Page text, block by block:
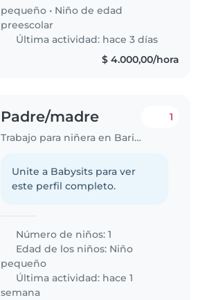
pequeño • Niño de edad
preescolar
Última actividad: hace 3 días
$ 4.000,00/hora
Padre/madre
Trabajo para niñera en Bariloche
1
Unite a Babysits para ver
este perfil completo.
Número de niños: 1
Edad de los niños: Niño
pequeño
Última actividad: hace 1
semana